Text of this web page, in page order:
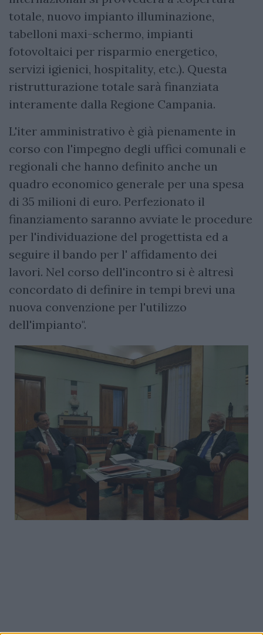
totale, nuovo impianto illuminazione,
tabelloni maxi-schermo, impianti
fotovoltaici per risparmio energetico,
servizi igienici, hospitality, etc.). Questa
ristrutturazione totale sarà finanziata
interamente dalla Regione Campania.
L'iter amministrativo è già pienamente in
corso con l'impegno degli uffici comunali e
regionali che hanno definito anche un
quadro economico generale per una spesa
di 35 milioni di euro. Perfezionato il
finanziamento saranno avviate le procedure
per l'individuazione del progettista ed a
seguire il bando per l' affidamento dei
lavori. Nel corso dell'incontro si è altresì
concordato di definire in tempi brevi una
nuova convenzione per l'utilizzo
dell'impianto".